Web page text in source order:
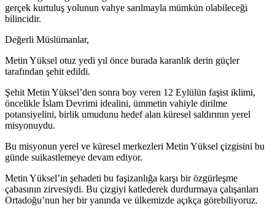
gerçek kurtuluş yolunun vahye sarılmayla mümkün olabileceği
bilincidir.
Değerli Müslümanlar,
Metin Yüksel otuz yedi yıl önce burada karanlık derin güçler
tarafından şehit edildi.
Şehit Metin Yüksel’den sonra boy veren 12 Eylülün faşist iklimi,
öncelikle İslam Devrimi idealini, ümmetin vahiyle dirilme
potansiyelini, birlik umudunu hedef alan küresel saldırının yerel
misyonuydu.
Bu misyonun yerel ve küresel merkezleri Metin Yüksel çizgisini bu
günde suikastlemeye devam ediyor.
Metin Yüksel’in şehadeti bu faşizanlığa karşı bir özgürleşme
çabasının zirvesiydi. Bu çizgiyi katlederek durdurmaya çalışanları
Ortadoğu’nun her bir yanında ve ülkemizde açıkça görebiliyoruz.